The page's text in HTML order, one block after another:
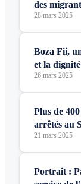
des
28 mars 2025
Boza Fii,
et la
26 mars 2025
Plus de
arrêtés au
21 mars 2025
Portrait :